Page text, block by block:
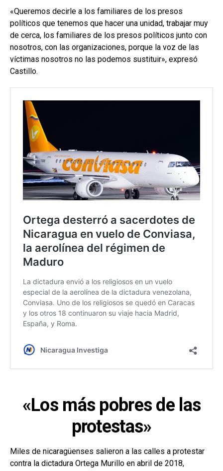
«Queremos decirle a los familiares de los presos
políticos que tenemos que hacer una unidad, trabajar muy
de cerca, los familiares de los presos políticos junto con
nosotros, con las organizaciones, porque la voz de las
víctimas nosotros no las podemos sustituir», expresó
Castillo.
«Los más pobres de las
protestas»
Miles de nicaragüenses salieron a las calles a protestar
contra la dictadura Ortega Murillo en abril de 2018,